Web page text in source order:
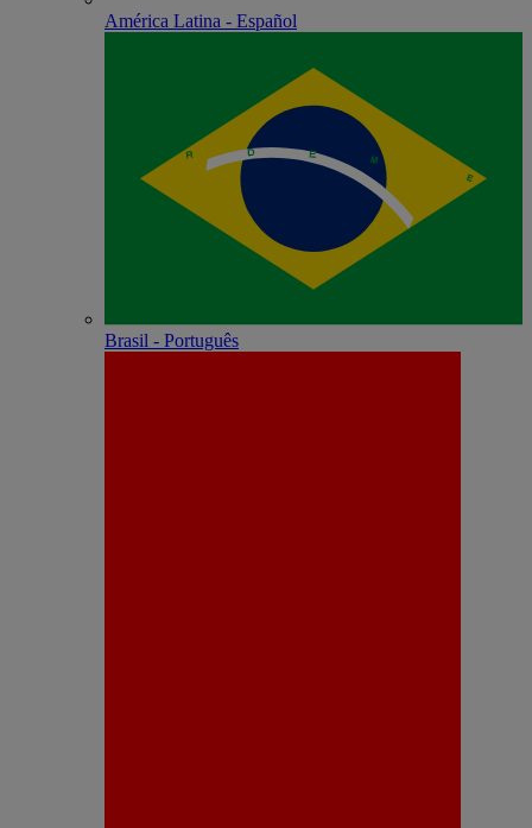
América Latina - Español
Brasil - Português